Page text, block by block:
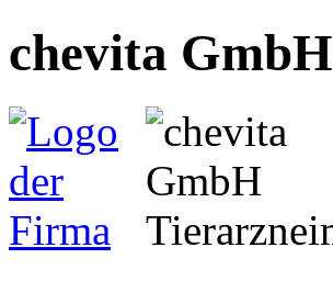
chevita GmbH